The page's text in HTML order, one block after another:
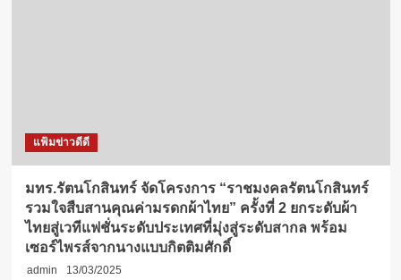
แฟ้มข่าวดีดี
มทร.รัตนโกสินทร์ จัดโครงการ “ราชมงคลรัตนโกสินทร์
รวมใจสืบสานคุณค่ามรดกผ้าไทย” ครั้งที่ 2 ยกระดับผ้า
ไทยสู่เวทีแฟชั่นระดับประเทศที่มุ่งสู่ระดับสากล พร้อม
เซอร์ไพรส์จากนางแบบกิตติมศักดิ์
admin
13/03/2025